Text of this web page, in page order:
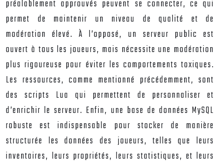
préalablement approuvés peuvent se connecter, ce qui
permet de maintenir un niveau de qualité et de
modération élevé. À l’opposé, un serveur public est
ouvert à tous les joueurs, mais nécessite une modération
plus rigoureuse pour éviter les comportements toxiques.
Les ressources, comme mentionné précédemment, sont
des scripts Lua qui permettent de personnaliser et
d’enrichir le serveur. Enfin, une base de données MySQL
robuste est indispensable pour stocker de manière
structurée les données des joueurs, telles que leurs
inventaires, leurs propriétés, leurs statistiques, et leurs